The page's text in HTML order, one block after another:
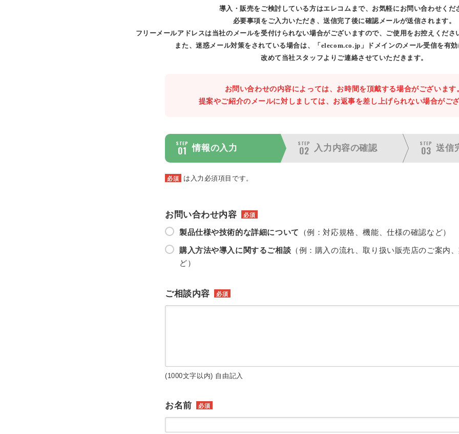
導入・販売をご検討している方はエレコムまで、お気軽にお問い合わせくだ
必要事項をご入力いただき、送信完了後に確認メールが送信されます。
フリーメールアドレスは当社のメールを受付けられない場合がございますので、ご使用をお控えくださ
また、迷惑メール対策をされている場合は、「elecom.co.jp」ドメインのメール受信を有効
改めて当社スタッフよりご連絡させていただきます。
お問い合わせの内容によっては、お時間を頂戴する場合がございます
提案やご紹介のメールに対しましては、お返事を差し上げられない場合がござ
STEP
01 情報の入力
STEP
02 入力内容の確認
STEP
03 送信
必須 は入力必須項目です。
お問い合わせ内容 必須
製品仕様や技術的な詳細について （例：対応規格、機能、仕様の確認など）
購入方法や導入に関するご相談 （例：購入の流れ、取り扱い販売店のご案内
ど）
ご相談内容 必須
(1000文字以内) 自由記入
お名前 必須